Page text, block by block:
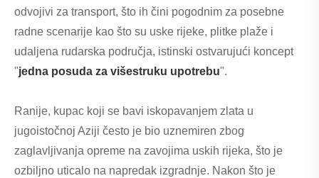
odvojivi za transport, što ih čini pogodnim za posebne
radne scenarije kao što su uske rijeke, plitke plaže i
udaljena rudarska područja, istinski ostvarujući koncept
"jedna posuda za višestruku upotrebu".
Ranije, kupac koji se bavi iskopavanjem zlata u
jugoistočnoj Aziji često je bio uznemiren zbog
zaglavljivanja opreme na zavojima uskih rijeka, što je
ozbiljno uticalo na napredak izgradnje. Nakon što je